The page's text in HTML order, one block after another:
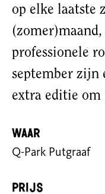
op elke laatste
professionele
september zijn
extra editie om
Waar
Q-Park Putgraaf
Prijs